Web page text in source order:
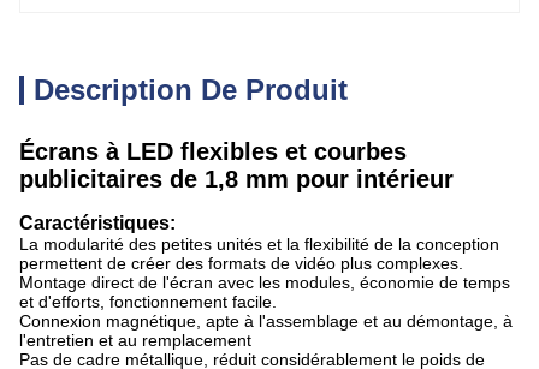
Description De Produit
Écrans à LED flexibles et courbes
publicitaires de 1,8 mm pour intérieur
Caractéristiques:
La modularité des petites unités et la flexibilité de la conception
permettent de créer des formats de vidéo plus complexes.
Montage direct de l'écran avec les modules, économie de temps
et d'efforts, fonctionnement facile.
Connexion magnétique, apte à l'assemblage et au démontage, à
l'entretien et au remplacement
Pas de cadre métallique, réduit considérablement le poids de